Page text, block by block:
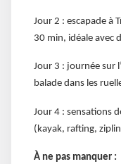
Jour 2 : escapade à
30 min, idéale avec
Jour 3 : journée sur
balade dans les
Jour 4 : sensations
(kayak, rafting,
À ne pas manquer :